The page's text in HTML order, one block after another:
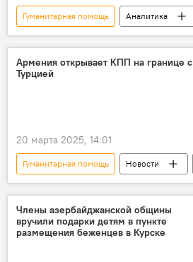
Гуманитарная помощь
Аналитика
Азербайджан
Южный Кавказ
Политика
мнение
Ближний Восток
Армения открывает КПП на границе с
Турцией
20 марта 2025, 14:01
Гуманитарная помощь Новости
Турция
Сирия
КПП
Открытие
Грузоперевозки
Землетрясение
Члены азербайджанской общины
вручили подарки детям в пункте
размещения беженцев в Курске